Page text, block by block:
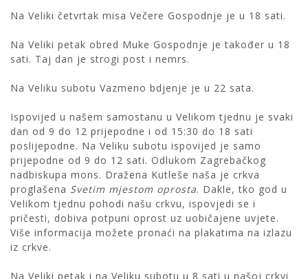
Na Veliki četvrtak misa Večere Gospodnje je u 18 sati.
Na Veliki petak obred Muke Gospodnje je također u 18
sati. Taj dan je strogi post i nemrs.
Na Veliku subotu Vazmeno bdjenje je u 22 sata.
Ispovijed u našem samostanu u Velikom tjednu je svaki
dan od 9 do 12 prijepodne i od 15:30 do 18 sati
poslijepodne. Na Veliku subotu ispovijed je samo
prijepodne od 9 do 12 sati. Odlukom Zagrebačkog
nadbiskupa mons. Dražena Kutleše naša je crkva
proglašena Svetim mjestom oprosta. Dakle, tko god u
Velikom tjednu pohodi našu crkvu, ispovjedi se i
pričesti, dobiva potpuni oprost uz uobičajene uvjete.
Više informacija možete pronaći na plakatima na izlazu
iz crkve.
Na Veliki petak i na Veliku subotu u 8 sati u našoj crkvi